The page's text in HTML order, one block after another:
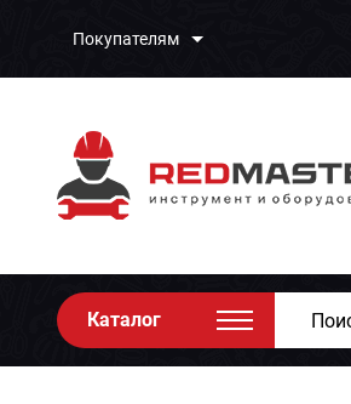
Покупателям
Каталог